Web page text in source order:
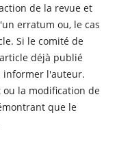
de la revue et
erratum ou, le cas
Si le comité de
déjà publié
informer l'auteur.
la modification de
que le